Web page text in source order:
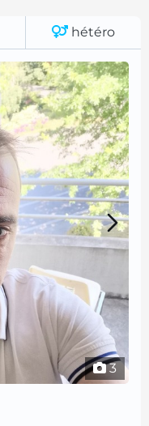
hétéro
3